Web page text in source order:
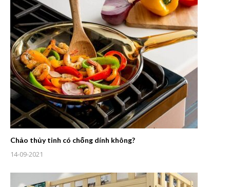
Chảo thủy tinh có chống dính không?
14-09-2021